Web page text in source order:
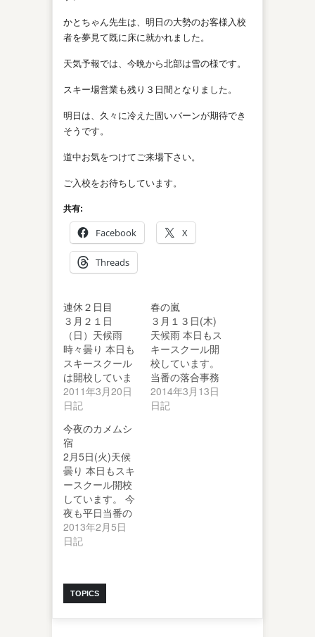
かとちゃん先生は、明日の大勢のお客様入校
者を夢見て既に床に就かれました。
天気予報では、今晩から北部は雪の様です。
スキー場営業も残り３日間となりました。
明日は、久々に冷えた固いバーンが期待でき
そうです。
道中お気をつけてご来場下さい。
ご入校をお待ちしています。
共有:
Facebook X
Threads
連休２日目
３月２１日
（日）天候雨
時々曇り 本日も
スキースクール
は開校していま
す。 本日の当番
からの写真とレ
2011年3月20日
日記
春の嵐
３月１３日(木)
天候雨 本日もス
キースクール開
校しています。
当番の落合事務
長からの便りを
お届けしま…
2014年3月13日
日記
今夜のカメムシ
宿
2月5日(火)天候
曇り 本日もスキ
ースクール開校
しています。 今
夜も平日当番の
加藤校長からの
便りをお…
2013年2月5日
日記
TOPICS